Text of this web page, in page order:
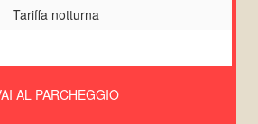
Tariffa notturna
AL PARCHEGGIO